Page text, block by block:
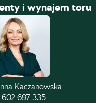
i wynajem toru
Kaczanowska
602 697 335